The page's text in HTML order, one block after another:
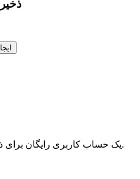
یک حساب کاربری رایگان برای ذخیره آیتم‌های محبوب ایجاد کنید.